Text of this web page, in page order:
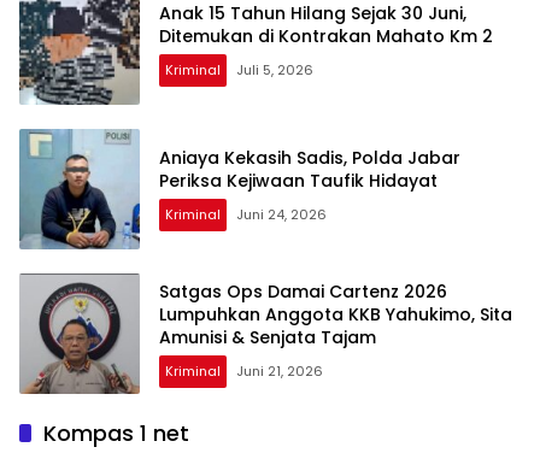
Anak 15 Tahun Hilang Sejak 30 Juni,
Ditemukan di Kontrakan Mahato Km 2
Kriminal Juli 5, 2026
Aniaya Kekasih Sadis, Polda Jabar
Periksa Kejiwaan Taufik Hidayat
Kriminal Juni 24, 2026
Satgas Ops Damai Cartenz 2026
Lumpuhkan Anggota KKB Yahukimo, Sita
Amunisi & Senjata Tajam
Kriminal Juni 21, 2026
Kompas 1 net